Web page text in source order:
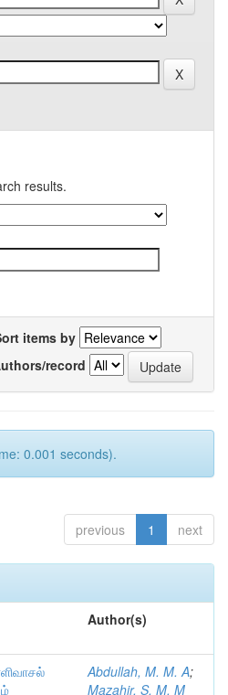
results.
items by
record
0.001 seconds).
previous 1 next
Author(s)
Abdullah, M. M. A;
Mazahir, S. M. M